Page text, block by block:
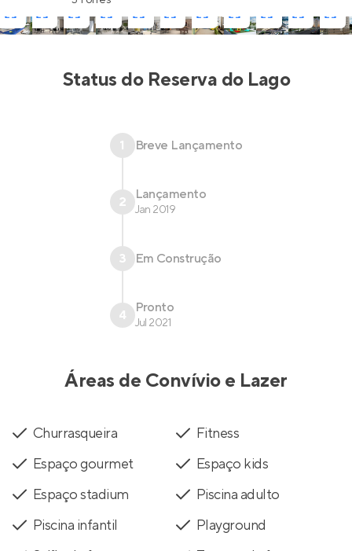
Status do Reserva do Lago
1 Breve Lançamento
2 Lançamento
Jan 2019
3 Em Construção
4 Pronto
Jul 2021
Áreas de Convívio e Lazer
Churrasqueira
Fitness
Espaço gourmet
Espaço kids
Espaço stadium
Piscina adulto
Piscina infantil
Playground